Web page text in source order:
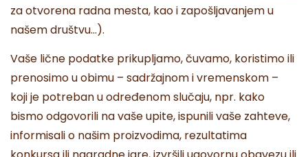
za otvorena radna mesta, kao i zapošljavanjem u
našem društvu…).
Vaše lične podatke prikupljamo, čuvamo, koristimo ili
prenosimo u obimu – sadržajnom i vremenskom –
koji je potreban u određenom slučaju, npr. kako
bismo odgovorili na vaše upite, ispunili vaše zahteve,
informisali o našim proizvodima, rezultatima